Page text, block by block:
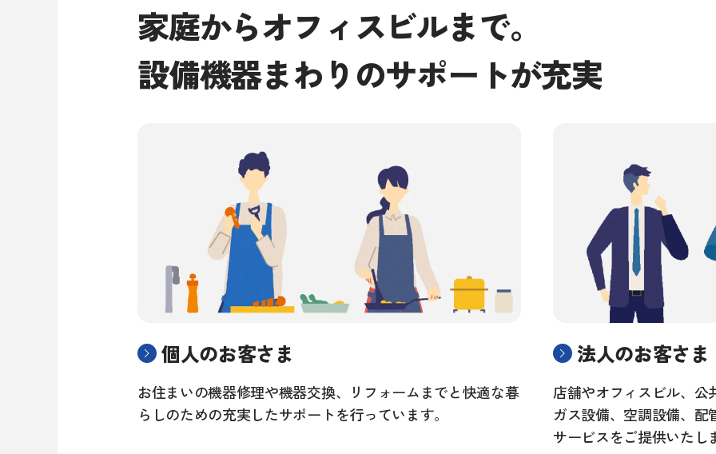
家庭からオフィスビルまで。
設備機器まわりのサポートが充実
個人のお客さま
お住まいの機器修理や機器交換、リフォームまでと快適な暮
らしのための充実したサポートを行っています。
法人のお客さま
店舗やオフィスビル、
ガス設備、空調設備、
サービスをご提供いたし